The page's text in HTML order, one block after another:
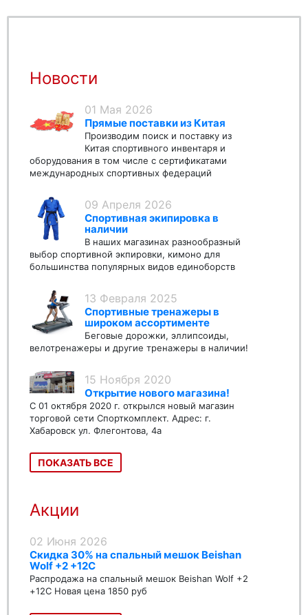
Новости
01 Мая 2026
Прямые поставки из Китая
Производим поиск и поставку из
Китая спортивного инвентаря и
оборудования в том числе с сертификатами
международных спортивных федераций
09 Апреля 2026
Спортивная экипировка в
наличии
В наших магазинах разнообразный
выбор спортивной экпировки, кимоно для
большинства популярных видов единоборств
13 Февраля 2025
Спортивные тренажеры в
широком ассортименте
Беговые дорожки, эллипсоиды,
велотренажеры и другие тренажеры в наличии!
15 Ноября 2020
Открытие нового магазина!
С 01 октября 2020 г. открылся новый магазин
торговой сети Спорткомплект. Адрес: г.
Хабаровск ул. Флегонтова, 4а
ПОКАЗАТЬ ВСЕ
Акции
02 Июня 2026
Скидка 30% на спальный мешок Beishan
Wolf +2 +12C
Распродажа на спальный мешок Beishan Wolf +2
+12C Новая цена 1850 руб